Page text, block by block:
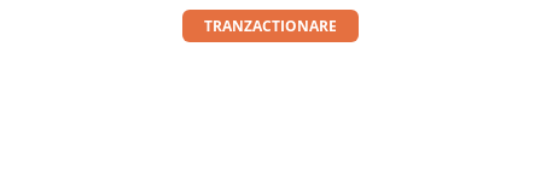
TRANZACTIONARE